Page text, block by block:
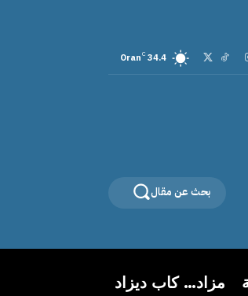
34.4
C
Oran
بحث عن مقال
مزاد… كاب ديزاد